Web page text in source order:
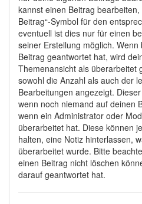
kannst einen Beitrag
Beitrag“-Symbol für den
eventuell ist dies nur für einen
seiner Erstellung möglich.
Beitrag geantwortet hat, wird
Themenansicht als überarbeitet
sowohl die Anzahl als auch der
Bearbeitungen angezeigt.
wenn noch niemand auf deinen
wenn ein Administrator oder
überarbeitet hat. Diese können
halten, eine Notiz hinterlassen,
überarbeitet wurde. Bitte
einen Beitrag nicht löschen
darauf geantwortet hat.